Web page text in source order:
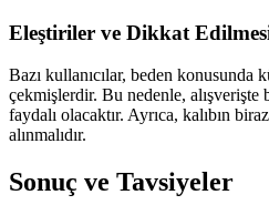
Eleştiriler ve Dikkat
Bazı kullanıcılar, beden konusunda
çekmişlerdir. Bu nedenle, alışverişte
faydalı olacaktır. Ayrıca, kalıbın
alınmalıdır.
Sonuç ve Tavsiyeler